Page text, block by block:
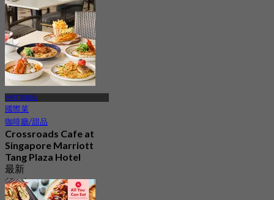
MRT 烏節站
國際菜
咖啡廳/甜品
Crossroads Cafe at
Singapore Marriott
Tang Plaza Hotel
最新
起S$ 32.25